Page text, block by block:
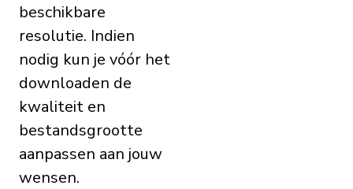
beschikbare
resolutie. Indien
nodig kun je vóór het
downloaden de
kwaliteit en
bestandsgrootte
aanpassen aan jouw
wensen.